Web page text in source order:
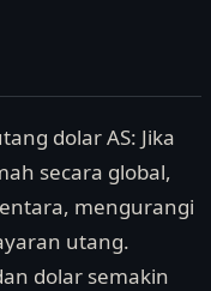
dolar AS: Jika
secara global,
mengurangi
utang.
dolar semakin